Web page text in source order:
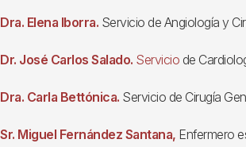
Dra. Elena Iborra. Servicio de Angiología y
Dr. José Carlos Salado. Servicio de
Dra. Carla Bettónica. Servicio de Cirugía
Sr. Miguel Fernández Santana, Enfermero